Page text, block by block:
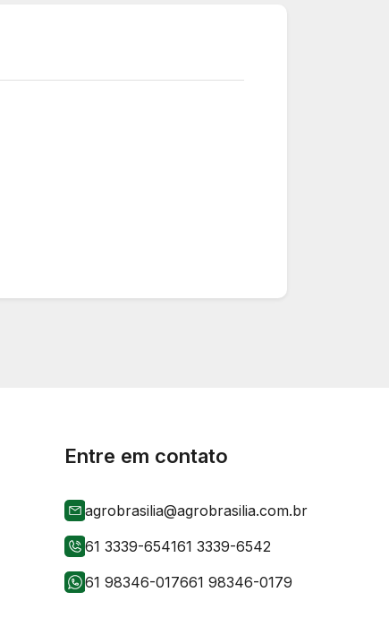
Entre em contato
agrobrasilia@agrobrasilia.com.br
61 3339-654161 3339-6542
61 98346-017661 98346-0179